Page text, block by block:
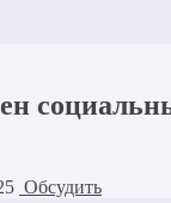
Обсудить